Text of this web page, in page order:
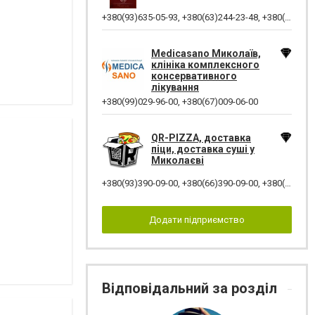
+380(93)635-05-93, +380(63)244-23-48, +380(51)276-81-65
Medicasano Миколаїв,
клініка комплексного
консервативного
лікування
+380(99)029-96-00, +380(67)009-06-00
QR-PIZZA, доставка
піци, доставка суші у
Миколаєві
+380(93)390-09-00, +380(66)390-09-00, +380(98)390-09-00
Додати підприємство
Відповідальний за розділ